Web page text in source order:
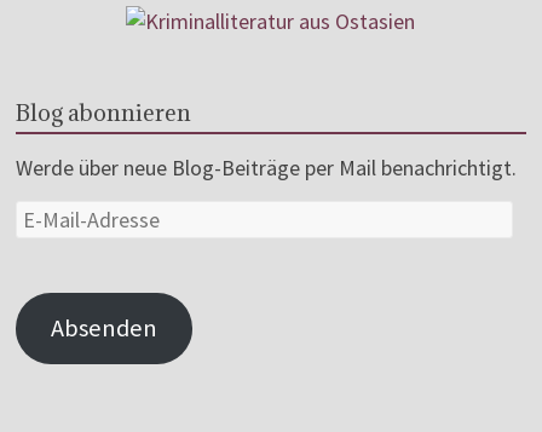
Blog abonnieren
Werde über neue Blog-Beiträge per Mail benachrichtigt.
Absenden